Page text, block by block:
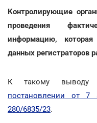
Контролирующие
проведения
информацию,
данных регистраторов
К такому выводу
постановлении от
280/6835/23.